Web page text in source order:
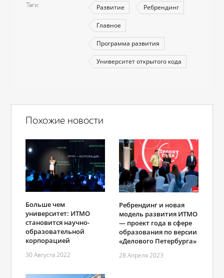
Теги Развитие Ребрендинг
Главное
Программа развития
Университет открытого кода
Похожие новости
Больше чем
университет: ИТМО
становится научно-
образовательной
корпорацией
30 Августа 2022
Ребрендинг и новая
модель развития ИТМО
― проект года в сфере
образования по версии
«Делового Петербурга»
28 Апреля 2023